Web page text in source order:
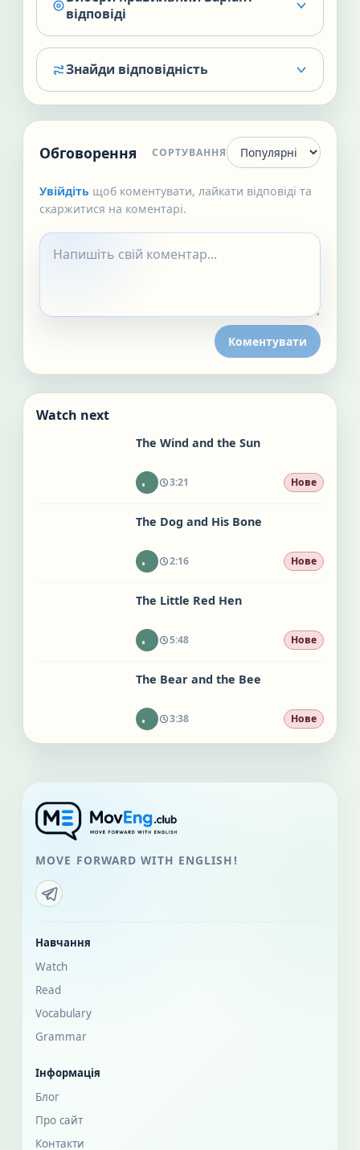
відповіді
Знайди відповідність
Обговорення СОРТУВАННЯ
Увійдіть щоб коментувати, лайкати відповіді та
скаржитися на коментарі.
Коментувати
Watch next
The Wind and the Sun
3:21 Нове
The Dog and His Bone
2:16 Нове
The Little Red Hen
5:48 Нове
The Bear and the Bee
3:38 Нове
MOVE FORWARD WITH ENGLISH!
Навчання
Watch
Read
Vocabulary
Grammar
Інформація
Блог
Про сайт
Контакти